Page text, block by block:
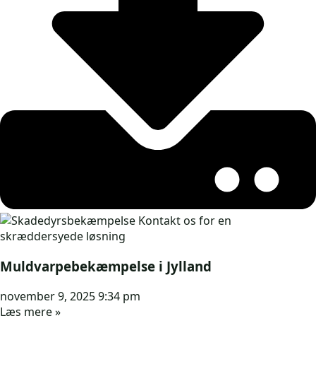
Muldvarpebekæmpelse i Jylland
november 9, 20259:34 pm
Læs mere »